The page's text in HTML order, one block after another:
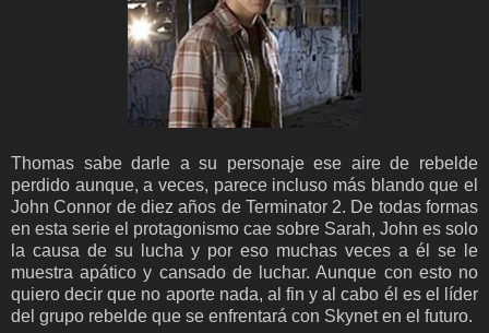
Thomas sabe darle a su personaje ese aire de rebelde
perdido aunque, a veces, parece incluso más blando que el
John Connor de diez años de Terminator 2. De todas formas
en esta serie el protagonismo cae sobre Sarah, John es solo
la causa de su lucha y por eso muchas veces a él se le
muestra apático y cansado de luchar. Aunque con esto no
quiero decir que no aporte nada, al fin y al cabo él es el líder
del grupo rebelde que se enfrentará con Skynet en el futuro.